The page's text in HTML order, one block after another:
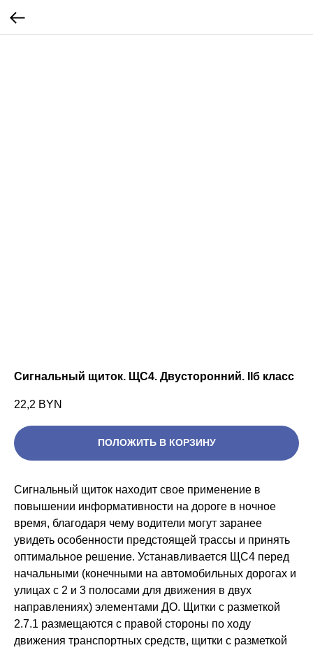
Сигнальный щиток. ЩС4. Двусторонний. IIб класс
22,2 BYN
ПОЛОЖИТЬ В КОРЗИНУ
Сигнальный щиток находит свое применение в
повышении информативности на дороге в ночное
время, благодаря чему водители могут заранее
увидеть особенности предстоящей трассы и принять
оптимальное решение. Устанавливается ЩС4 перед
начальными (конечными на автомобильных дорогах и
улицах с 2 и 3 полосами для движения в двух
направлениях) элементами ДО. Щитки с разметкой
2.7.1 размещаются с правой стороны по ходу
движения транспортных средств, щитки с разметкой